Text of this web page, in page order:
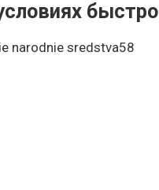
быстро